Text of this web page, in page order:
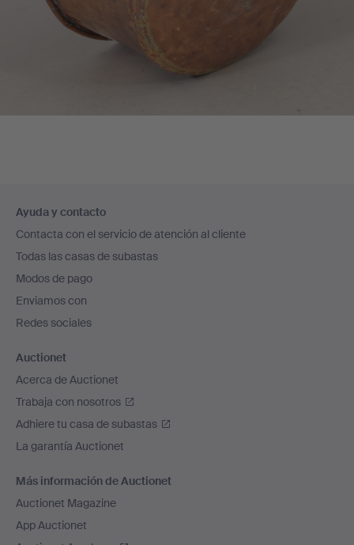
en
el
pie
de
página
Ayuda y contacto
Contacta con el servicio de atención al cliente
Todas las casas de subastas
Modos de pago
Enviamos con
Redes sociales
Auctionet
Acerca de Auctionet
Trabaja con nosotros
Adhiere tu casa de subastas
La garantía Auctionet
Más información de Auctionet
Auctionet Magazine
App Auctionet